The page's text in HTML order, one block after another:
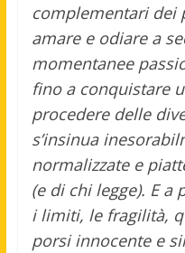
complementari dei
amare e odiare a
momentanee
fino a conquistare
procedere delle
s’insinua
normalizzate e
(e di chi legge). E a
i limiti, le fragilità,
porsi innocente e